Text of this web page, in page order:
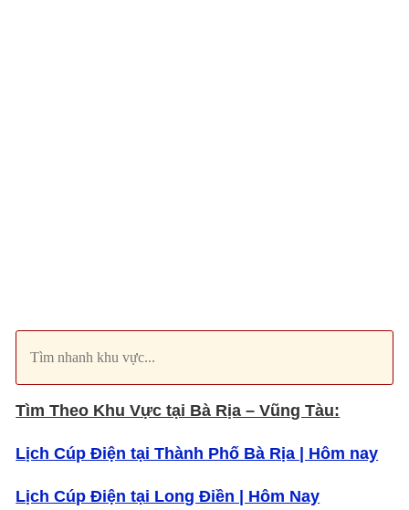
Tìm Theo Khu Vực tại Bà Rịa – Vũng Tàu:
Lịch Cúp Điện tại Thành Phố Bà Rịa | Hôm nay
Lịch Cúp Điện tại Long Điền | Hôm Nay